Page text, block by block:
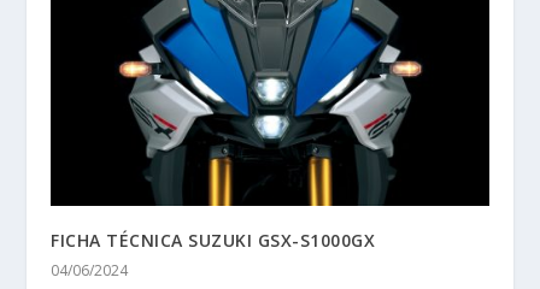
FICHA TÉCNICA SUZUKI GSX-S1000GX
04/06/2024